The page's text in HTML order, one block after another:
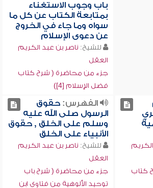
باب وجوب الاستغناء
بمتابعة الكتاب عن كل ما
سواه وما جاء في الخروج
عن دعوى الإسلام
للشيخ: ناصر بن عبد الكريم
العقل
جزء من محاضرة ( شرح كتاب
فضل الإسلام [4])
كتاب
الفهرس:حقوق
الرسول صلى الله عليه
وسلم على الخلق , حقوق
الأنبياء على الخلق
للشيخ: ناصر بن عبد الكريم
العقل
جزء من محاضرة ( شرح باب
توحيد الألوهية من فتاوى ابن